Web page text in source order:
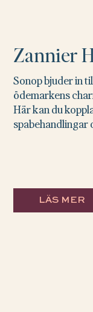
LÄS MER
Zannier
Sonop bjuder in
ödemarkens
Här kan du
spabehandlingar